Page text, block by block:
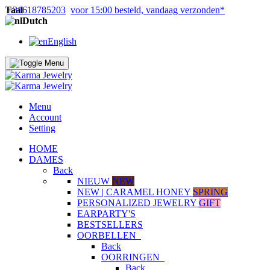
+31618785203 voor 15:00 besteld, vandaag verzonden*
Taal
Dutch
English
Menu
Account
Setting
HOME
DAMES
Back
NIEUW NEW
NEW | CARAMEL HONEY SPRING
PERSONALIZED JEWELRY GIFT
EARPARTY'S
BESTSELLERS
OORBELLEN
Back
OORRINGEN
Back